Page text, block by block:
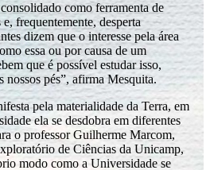
como ferramenta de
frequentemente, desperta
dizem que o interesse pela área
essa ou por causa de um
que é possível estudar isso,
nossos pés”, afirma Mesquita.
pela materialidade da Terra, em
ela se desdobra em diferentes
o professor Guilherme Marcom,
de Ciências da Unicamp,
modo como a Universidade se